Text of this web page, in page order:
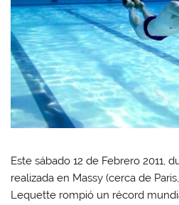
Este sábado 12 de Febrero 2011,
realizada en Massy (cerca de
Lequette rompió un récord